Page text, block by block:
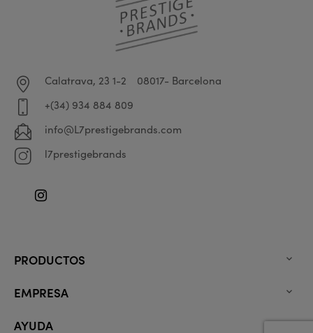
Calatrava, 23 1-2
08017- Barcelona
+(34) 934 884 809
info@L7prestigebrands.com
l7prestigebrands
Instagram
PRODUCTOS 
EMPRESA 
AYUDA 